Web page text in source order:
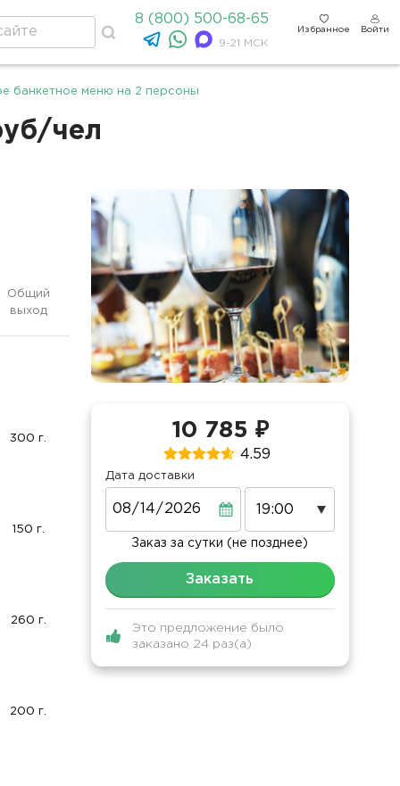
8 (800) 500-68-65
9-21 МСК
Избранное Войти
банкетное меню на 2 персоны
чел
Общий
выход
300 г.
150 г.
260 г.
200 г.
10 785 ₽
4.59
Дата доставки
Заказ за сутки (не позднее)
Заказать
Это предложение было
заказано 24 раз(а)